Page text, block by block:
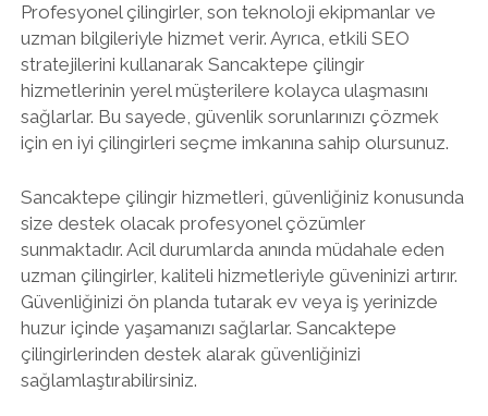
Profesyonel çilingirler, son teknoloji ekipmanlar ve
uzman bilgileriyle hizmet verir. Ayrıca, etkili SEO
stratejilerini kullanarak Sancaktepe çilingir
hizmetlerinin yerel müşterilere kolayca ulaşmasını
sağlarlar. Bu sayede, güvenlik sorunlarınızı çözmek
için en iyi çilingirleri seçme imkanına sahip olursunuz.
Sancaktepe çilingir hizmetleri, güvenliğiniz konusunda
size destek olacak profesyonel çözümler
sunmaktadır. Acil durumlarda anında müdahale eden
uzman çilingirler, kaliteli hizmetleriyle güveninizi artırır.
Güvenliğinizi ön planda tutarak ev veya iş yerinizde
huzur içinde yaşamanızı sağlarlar. Sancaktepe
çilingirlerinden destek alarak güvenliğinizi
sağlamlaştırabilirsiniz.